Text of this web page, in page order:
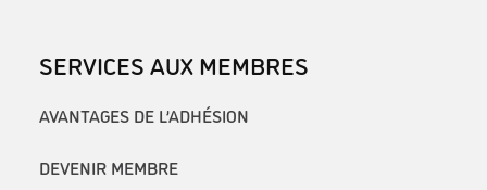
SERVICES AUX MEMBRES
AVANTAGES DE L’ADHÉSION
DEVENIR MEMBRE